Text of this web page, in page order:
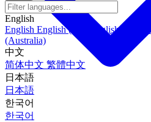
English
English English (US) English (India)
(Australia)
中文
简体中文 繁體中文
日本語
日本語
한국어
한국어